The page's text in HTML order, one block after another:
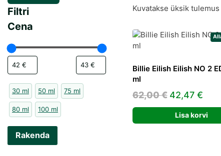
Kuvatakse üksik tulemus
Billie Eilish Eilish NO 2
ml
62,00€ Algne
hind
oli:
42,47 €
on:
Lisa korvi
Filtri
Cena
30 ml 50 ml 75 ml
80 ml 100 ml
Rakenda